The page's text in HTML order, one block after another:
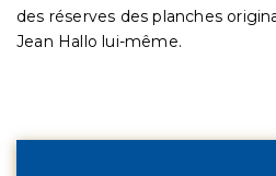
des réserves des planches
Jean Hallo lui-même.